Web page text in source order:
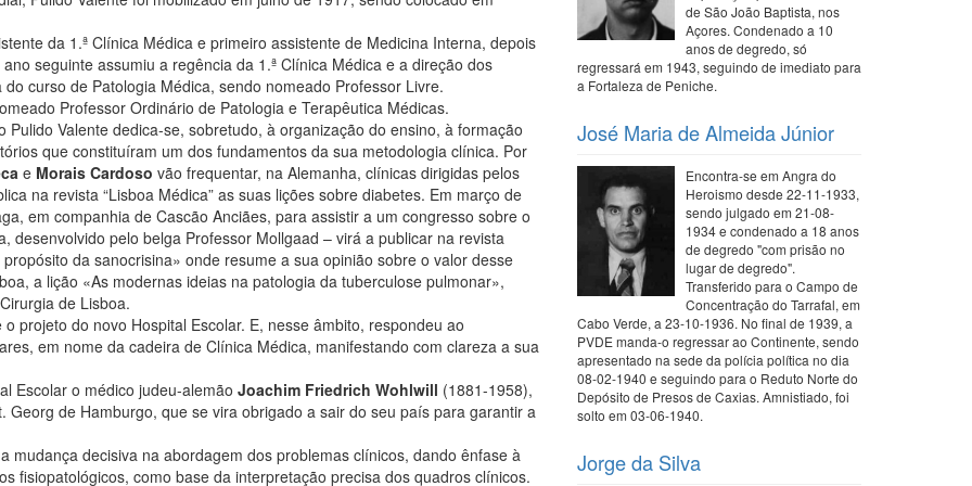
da 1.ª Clínica Médica e primeiro assistente de Medicina Interna, depois
seguinte assumiu a regência da 1.ª Clínica Médica e a direção dos
curso de Patologia Médica, sendo nomeado Professor Livre.
Professor Ordinário de Patologia e Terapêutica Médicas.
Valente dedica-se, sobretudo, à organização do ensino, à formação
que constituíram um dos fundamentos da sua metodologia clínica. Por
e Morais Cardoso vão frequentar, na Alemanha, clínicas dirigidas pelos
na revista “Lisboa Médica” as suas lições sobre diabetes. Em março de
em companhia de Cascão Anciães, para assistir a um congresso sobre o
desenvolvido pelo belga Professor Mollgaad – virá a publicar na revista
da sanocrisina» onde resume a sua opinião sobre o valor desse
a lição «As modernas ideias na patologia da tuberculose pulmonar»,
de Lisboa.
projeto do novo Hospital Escolar. E, nesse âmbito, respondeu ao
em nome da cadeira de Clínica Médica, manifestando com clareza a sua
Escolar o médico judeu-alemão Joachim Friedrich Wohlwill (1881-1958),
de Hamburgo, que se vira obrigado a sair do seu país para garantir a
decisiva na abordagem dos problemas clínicos, dando ênfase à
fisiopatológicos, como base da interpretação precisa dos quadros clínicos.
de São João Baptista, nos
Açores. Condenado a 10
anos de degredo, só
regressará em 1943, seguindo de imediato para
a Fortaleza de Peniche.
José Maria de Almeida Júnior
Encontra-se em Angra do
Heroismo desde 22-11-1933,
sendo julgado em 21-08-
1934 e condenado a 18 anos
de degredo "com prisão no
lugar de degredo".
Transferido para o Campo de
Concentração do Tarrafal, em
Cabo Verde, a 23-10-1936. No final de 1939, a
PVDE manda-o regressar ao Continente, sendo
apresentado na sede da polícia política no dia
08-02-1940 e seguindo para o Reduto Norte do
Depósito de Presos de Caxias. Amnistiado, foi
solto em 03-06-1940.
Jorge da Silva